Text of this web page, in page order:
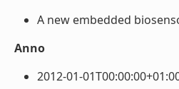
A new embedded
Anno
2012-01-